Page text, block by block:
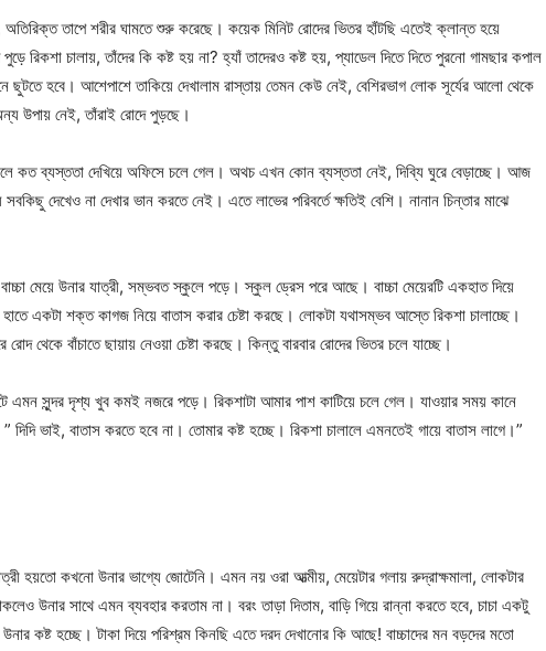
অতিরিক্ত তাপে শরীর ঘামতে শুরু করেছে। কয়েক মিনিট রোদের ভিতর হাঁটছি এতেই ক্লান্ত হয়ে
রিকশা চালায়, তাঁদের কি কষ্ট হয় না? হ্যাঁ তাদেরও কষ্ট হয়, প্যাডেল দিতে দিতে পুরনো গামছার কপাল
ছুটতে হবে। আশেপাশে তাকিয়ে দেখালাম রাস্তায় তেমন কেউ নেই, বেশিরভাগ লোক সূর্যের আলো থেকে
উপায় নেই, তাঁরাই রোদে পুড়ছে।
কত ব্যস্ততা দেখিয়ে অফিসে চলে গেল। অথচ এখন কোন ব্যস্ততা নেই, দিব্যি ঘুরে বেড়াচ্ছে। আজ
দেখেও না দেখার ভান করতে নেই। এতে লাভের পরিবর্তে ক্ষতিই বেশি। নানান চিন্তার মাঝে
মেয়ে উনার যাত্রী, সম্ভবত স্কুলে পড়ে। স্কুল ড্রেস পরে আছে। বাচ্চা মেয়েরটি একহাত দিয়ে
একটা শক্ত কাগজ নিয়ে বাতাস করার চেষ্টা করছে। লোকটা যথাসম্ভব আস্তে রিকশা চালাচ্ছে।
রোদ থেকে বাঁচাতে ছায়ায় নেওয়া চেষ্টা করছে। কিন্তু বারবার রোদের ভিতর চলে যাচ্ছে।
সুন্দর দৃশ্য খুব কমই নজরে পড়ে। রিকশাটা আমার পাশ কাটিয়ে চলে গেল। যাওয়ার সময় কানে
দিদি ভাই, বাতাস করতে হবে না। তোমার কষ্ট হচ্ছে। রিকশা চালালে এমনতেই গায়ে বাতাস লাগে।”
হয়তো কখনো উনার ভাগ্যে জোটেনি। এমন নয় ওরা আত্মীয়, মেয়েটার গলায় রুদ্রাক্ষমালা, লোকটার
উনার সাথে এমন ব্যবহার করতাম না। বরং তাড়া দিতাম, বাড়ি গিয়ে রান্না করতে হবে, চাচা একটু
কষ্ট হচ্ছে। টাকা দিয়ে পরিশ্রম কিনছি এতে দরদ দেখানোর কি আছে! বাচ্চাদের মন বড়দের মতো